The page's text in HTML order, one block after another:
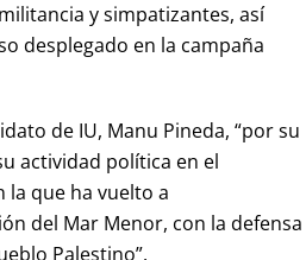
y simpatizantes, así
desplegado en la campaña
de IU, Manu Pineda, “por su
actividad política en el
la que ha vuelto a
del Mar Menor, con la defensa
Palestino”.